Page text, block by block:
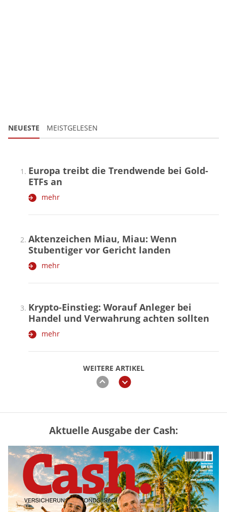
NEUESTE MEISTGELESEN
WEITERE ARTIKEL
zurückweiter
Europa treibt die Trendwende bei Gold-
ETFs an
mehr
Aktenzeichen Miau, Miau: Wenn
Stubentiger vor Gericht landen
mehr
Krypto-Einstieg: Worauf Anleger bei
Handel und Verwahrung achten sollten
mehr
Vermieter-Zutritt: Wann Mieter
die Wohnung öffnen müssen
mehr
Goldpreis erreicht Sieben-Wochen-
Aktuelle Ausgabe der Cash: